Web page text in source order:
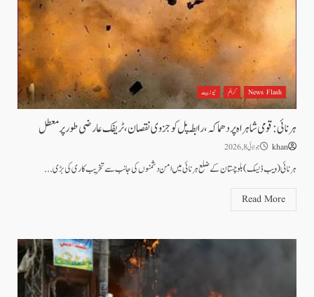
News Flash کرائم نیوز بیٹ
ہرنائی: قومی شاہراہ پر دھماکہ، رابطہ پل کو جزوی نقصان، ٹریفک عارضی طور پر معطل
khan جولائی 8, 2026
ہرنائی (ویب ڈیسک) بلوچستان کے ضلع ہرنائی میں امن دشمنوں کی جانب سے تخریب کاری کی بڑی...
Read More